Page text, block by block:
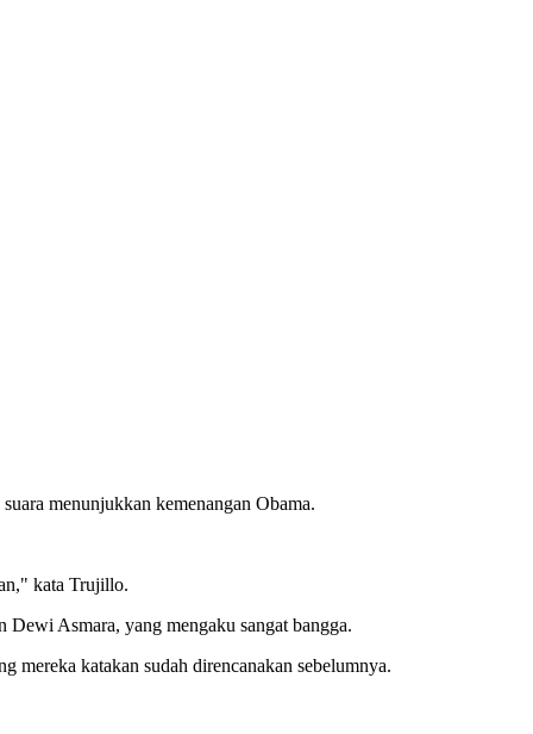
menunjukkan kemenangan Obama.
kata Trujillo.
Dewi Asmara, yang mengaku sangat bangga.
mereka katakan sudah direncanakan sebelumnya.